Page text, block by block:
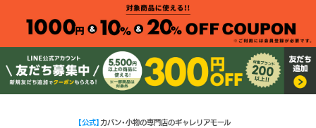
【公式】 カバン・小物の専門店のギャレリアモール